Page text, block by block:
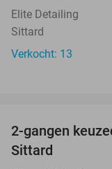
Elite Detailing
Sittard
Verkocht: 13
2-gangen
Sittard